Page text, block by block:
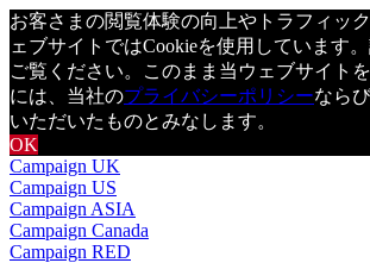
お客さまの閲覧体験の向上やトラフィッ
ェブサイトではCookieを使用しています
ご覧ください。このまま当ウェブサイト
には、当社のプライバシーポリシーなら
いただいたものとみなします。
OK
Campaign UK
Campaign US
Campaign ASIA
Campaign Canada
Campaign RED